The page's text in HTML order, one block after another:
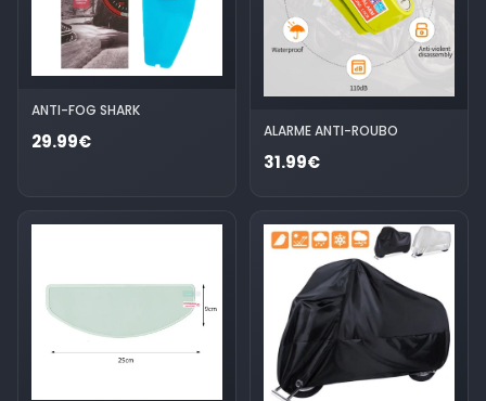
ANTI-FOG SHARK
29.99€ ALARME ANTI-ROUBO
31.99€